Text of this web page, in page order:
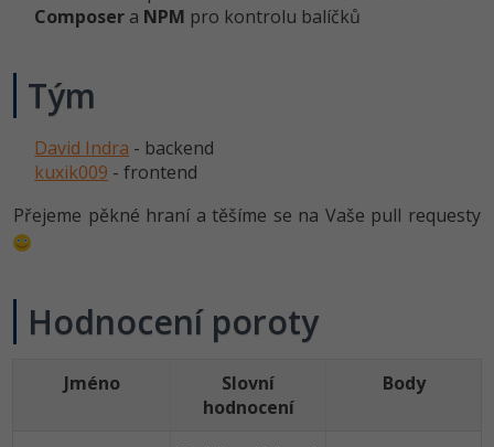
Composer a NPM pro kontrolu balíčků
Tým
David Indra - backend
kuxik009 - frontend
Přejeme pěkné hraní a těšíme se na Vaše pull requesty
Hodnocení poroty
Jméno
Slovní
hodnocení
Body